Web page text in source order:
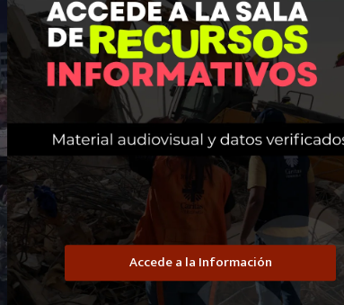
Accede a la Información
Terminos de Referencias
Términos de Referencias – Atención Integral
Nutricional (Administrador)